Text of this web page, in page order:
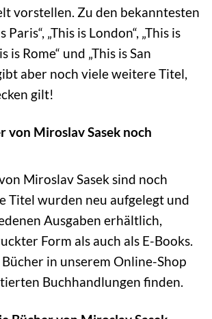
vorstellen. Zu den bekanntesten
Paris“, „This is London“, „This is
is Rome“ und „This is San
aber noch viele weitere Titel,
gilt!
von Miroslav Sasek noch
Miroslav Sasek sind noch
Titel wurden neu aufgelegt und
Ausgaben erhältlich,
Form als auch als E-Books.
in unserem Online-Shop
Buchhandlungen finden.